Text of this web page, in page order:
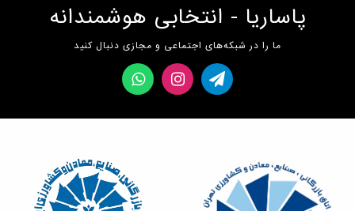
پاساریا - انتخابی هوشمندانه
ما را در شبکه‌های اجتماعی و مجازی دنبال کنید